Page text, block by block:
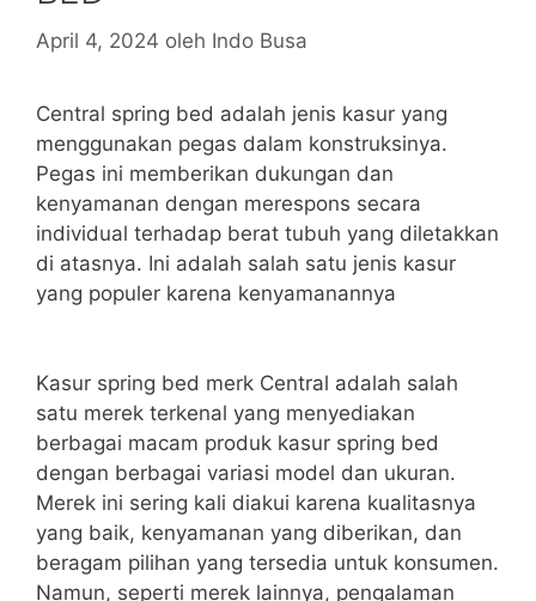
April 4, 2024 oleh Indo Busa
Central spring bed adalah jenis kasur yang
menggunakan pegas dalam konstruksinya.
Pegas ini memberikan dukungan dan
kenyamanan dengan merespons secara
individual terhadap berat tubuh yang diletakkan
di atasnya. Ini adalah salah satu jenis kasur
yang populer karena kenyamanannya
Kasur spring bed merk Central adalah salah
satu merek terkenal yang menyediakan
berbagai macam produk kasur spring bed
dengan berbagai variasi model dan ukuran.
Merek ini sering kali diakui karena kualitasnya
yang baik, kenyamanan yang diberikan, dan
beragam pilihan yang tersedia untuk konsumen.
Namun, seperti merek lainnya, pengalaman